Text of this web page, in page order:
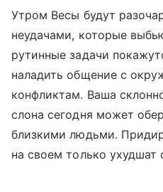
Утром Весы будут
неудачами, которые
рутинные задачи
наладить общение с
конфликтам. Ваша
слона сегодня может
близкими людьми.
на своем только ухудшат